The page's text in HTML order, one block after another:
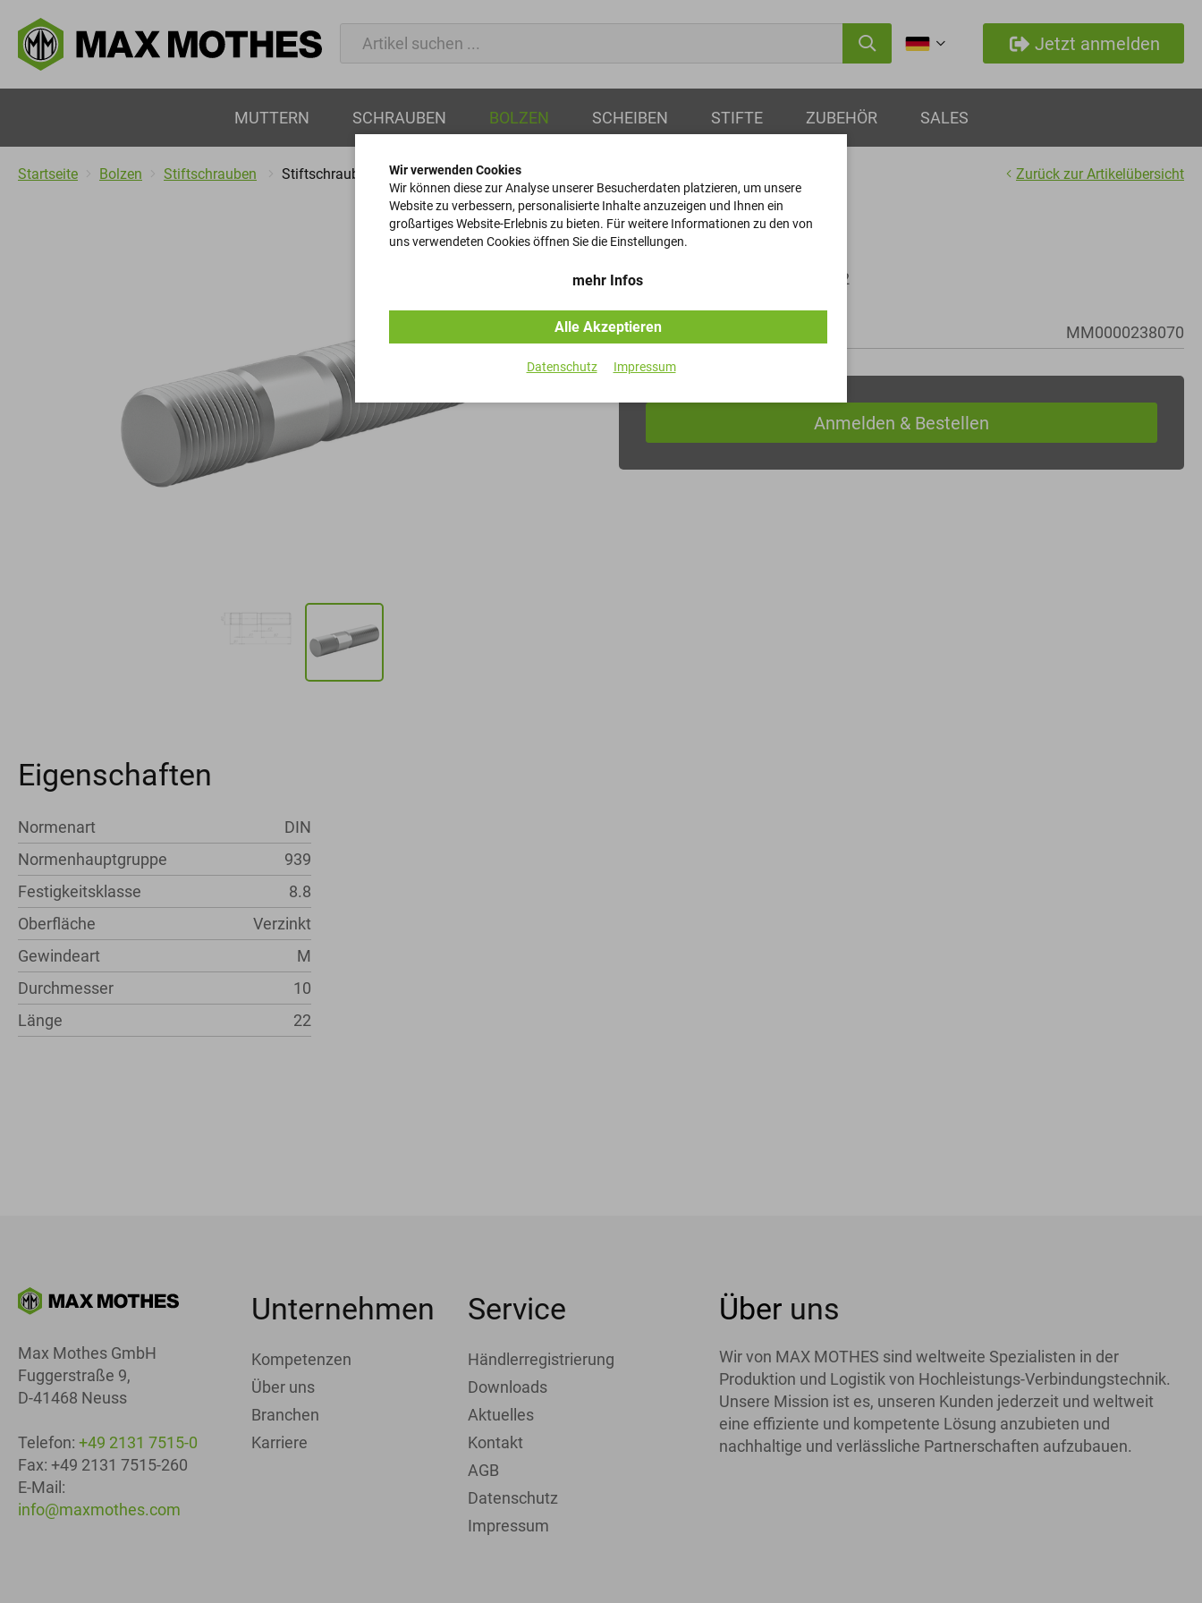
Jetzt anmelden
MUTTERN SCHRAUBEN BOLZEN SCHEIBEN STIFTE ZUBEHÖR SALES
Startseite Bolzen Stiftschrauben Stiftschrauben Zurück zur Artikelübersicht
Stiftschrauben
DIN 939 - 8.8 - Verzinkt - M10x22
Artikel-Nr. MM0000238070
Eigenschaften
Normenart
DIN
Normenhauptgruppe
939
Festigkeitsklasse
8.8
Oberfläche
Verzinkt
Gewindeart
M
Durchmesser
10
Länge
22
Max Mothes GmbH
Fuggerstraße 9,
D-41468 Neuss
Telefon: +49 2131 7515-0
Fax: +49 2131 7515-260
E-Mail:
info@maxmothes.com
Unternehmen
Kompetenzen
Über uns
Branchen
Karriere
Service
Händlerregistrierung
Downloads
Aktuelles
Kontakt
AGB
Datenschutz
Impressum
Über uns
Wir von MAX MOTHES sind weltweite Spezialisten in der
Produktion und Logistik von Hochleistungs-Verbindungstechnik.
Unsere Mission ist es, unseren Kunden jederzeit und weltweit
eine effiziente und kompetente Lösung anzubieten und
nachhaltige und verlässliche Partnerschaften aufzubauen.
Wir verwenden Cookies
Wir können diese zur Analyse unserer Besucherdaten platzieren, um unsere
Website zu verbessern, personalisierte Inhalte anzuzeigen und Ihnen ein
großartiges Website-Erlebnis zu bieten. Für weitere Informationen zu den von
uns verwendeten Cookies öffnen Sie die Einstellungen.
mehr Infos
Alle Akzeptieren
Datenschutz Impressum